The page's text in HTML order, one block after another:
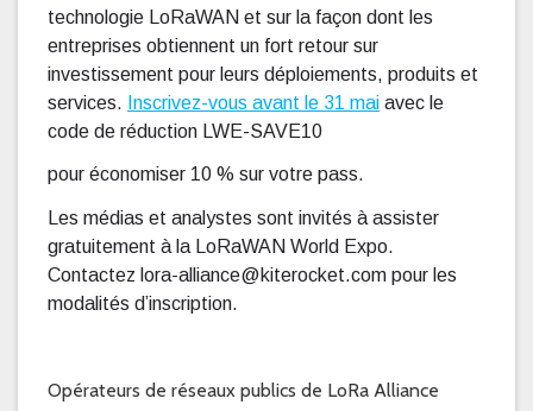
technologie LoRaWAN et sur la façon dont les
entreprises obtiennent un fort retour sur
investissement pour leurs déploiements, produits et
services. Inscrivez-vous avant le 31 mai avec le
code de réduction LWE-SAVE10
pour économiser 10 % sur votre pass.
Les médias et analystes sont invités à assister
gratuitement à la LoRaWAN World Expo.
Contactez lora-alliance@kiterocket.com pour les
modalités d’inscription.
Opérateurs de réseaux publics de LoRa Alliance